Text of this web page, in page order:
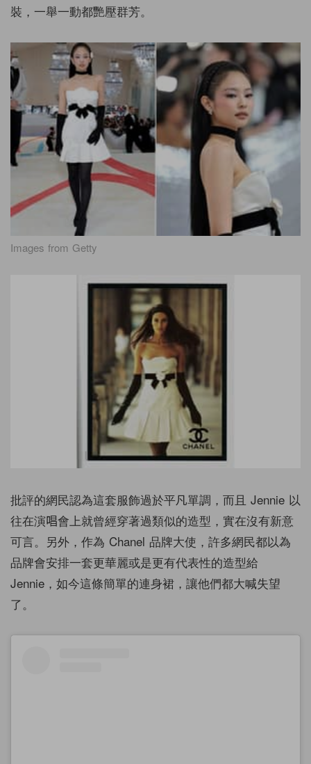
裝，一舉一動都艷壓群芳。
Images from Getty
批評的網民認為這套服飾過於平凡單調，而且 Jennie 以
往在演唱會上就曾經穿著過類似的造型，實在沒有新意
可言。另外，作為 Chanel 品牌大使，許多網民都以為
品牌會安排一套更華麗或是更有代表性的造型給
Jennie，如今這條簡單的連身裙，讓他們都大喊失望
了。